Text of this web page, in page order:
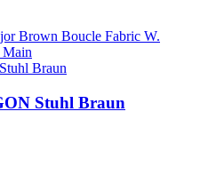
Braun
Stuhl Braun